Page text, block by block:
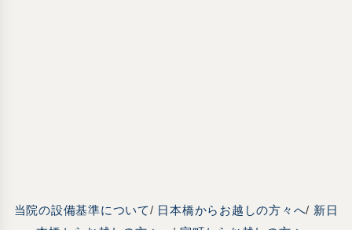
当院の設備基準について/ 日本橋からお越しの方々へ/ 新日